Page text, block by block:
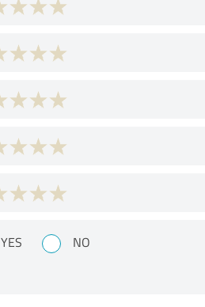
YES NO